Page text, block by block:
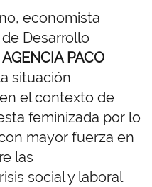
economista
Desarrollo
AGENCIA PACO
situación
el contexto de
feminizada por lo
mayor fuerza en
las
social y laboral